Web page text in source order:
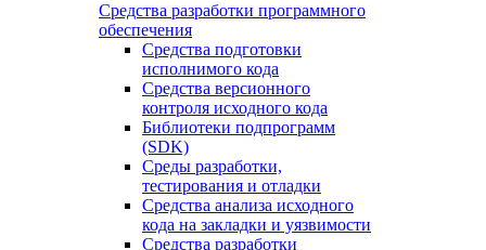
Средства разработки программного
обеспечения
Средства подготовки
исполнимого кода
Средства версионного
контроля исходного кода
Библиотеки подпрограмм
(SDK)
Среды разработки,
тестирования и отладки
Средства анализа исходного
кода на закладки и уязвимости
Средства разработки